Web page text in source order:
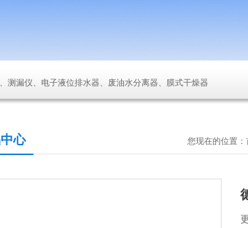
测漏仪、电子液位排水器、废油水分离器、膜式干燥器
心 您现在的位置：